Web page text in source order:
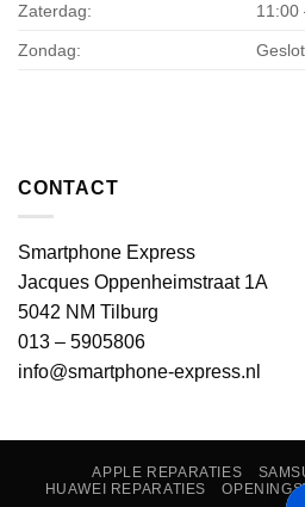
Zaterdag: 11:00
Zondag:
CONTACT
Smartphone Express
Jacques Oppenheimstraat 1A
5042 NM Tilburg
013 – 5905806
info@smartphone-express.nl
APPLE REPARATIES
HUAWEI REPARATIES